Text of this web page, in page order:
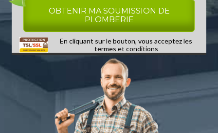
En cliquant sur le bouton, vous acceptez les
termes et conditions